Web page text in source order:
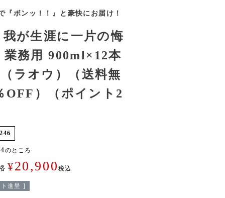
『ボンッ！！』と豪快にお届け！
が生涯に一片の悔
業務用 900ml×12本
ラオウ）（送料無
OFF）（ポイント2
のところ
¥20,900税込
進呈 ]